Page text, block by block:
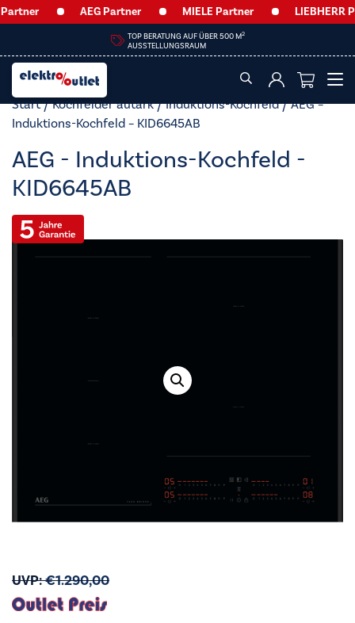
AEG Partner MIELE Partner LIEBHERR
TOP BERATUNG AUF ÜBER 500 M2
AUSSTELLUNGSRAUM
Start/Kochfelder autark/Induktions-Kochfeld/ AEG –
Induktions-Kochfeld – KID6645AB
AEG - Induktions-Kochfeld -
KID6645AB
UVP:€1.290,00